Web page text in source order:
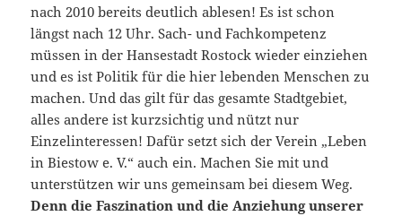
nach 2010 bereits deutlich ablesen! Es ist schon
längst nach 12 Uhr. Sach- und Fachkompetenz
müssen in der Hansestadt Rostock wieder einziehen
und es ist Politik für die hier lebenden Menschen zu
machen. Und das gilt für das gesamte Stadtgebiet,
alles andere ist kurzsichtig und nützt nur
Einzelinteressen! Dafür setzt sich der Verein „Leben
in Biestow e. V.“ auch ein. Machen Sie mit und
unterstützen wir uns gemeinsam bei diesem Weg.
Denn die Faszination und die Anziehung unserer